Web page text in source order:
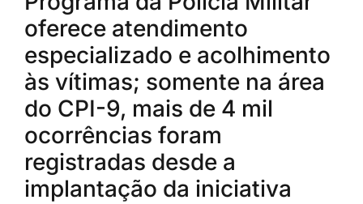
oferece atendimento
especializado e acolhimento
às vítimas; somente na área
do CPI-9, mais de 4 mil
ocorrências foram
registradas desde a
implantação da iniciativa